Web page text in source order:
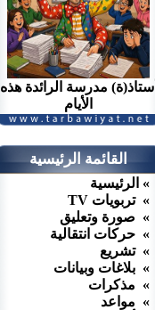
أستاذ(ة) مدرسة الرائدة هذه
الأيام
القائمة الرئيسية
» الرئيسية
» تربويات TV
» صورة وتعليق
» حركات انتقالية
» تشريع
» بلاغات وبيانات
» مذكرات
» مواعد